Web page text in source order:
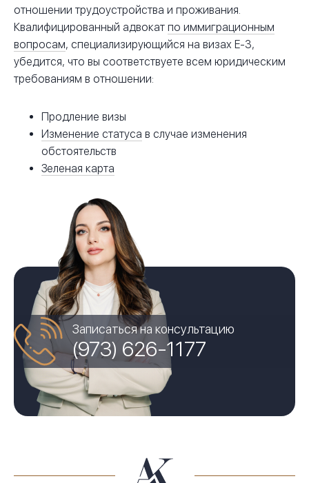
отношении трудоустройства и проживания.
Квалифицированный адвокат по иммиграционным
вопросам, специализирующийся на визах E-3,
убедится, что вы соответствуете всем юридическим
требованиям в отношении:
Продление визы
Изменение статуса в случае изменения
обстоятельств
Зеленая карта
Записаться на консультацию
(973) 626-1177